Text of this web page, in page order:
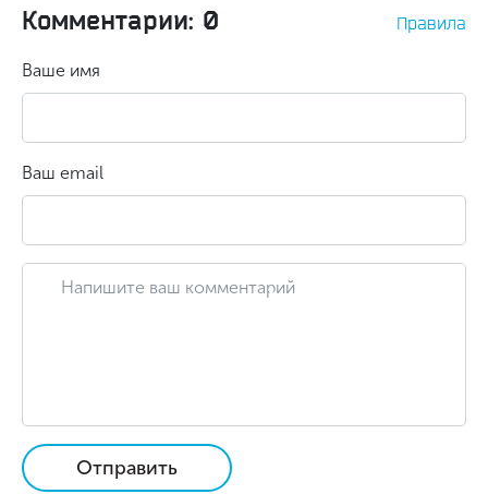
Комментарии: 0 Правила
Ваше имя
Ваш email
Отправить